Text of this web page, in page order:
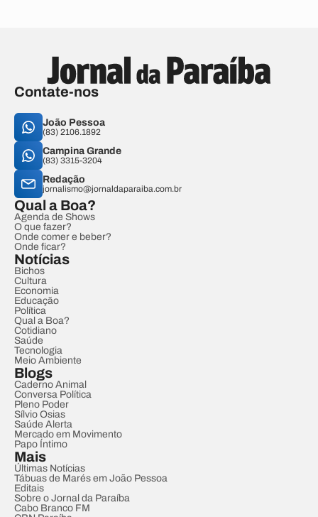
Contate-nos
João Pessoa
(83) 2106.1892
Campina Grande
(83) 3315-3204
Redação
jornalismo@jornaldaparaiba.com.br
Qual a Boa?
Agenda de Shows
O que fazer?
Onde comer e beber?
Onde ficar?
Notícias
Bichos
Cultura
Economia
Educação
Política
Qual a Boa?
Cotidiano
Saúde
Tecnologia
Meio Ambiente
Blogs
Caderno Animal
Conversa Política
Pleno Poder
Sílvio Osias
Saúde Alerta
Mercado em Movimento
Papo Íntimo
Mais
Últimas Notícias
Tábuas de Marés em João Pessoa
Editais
Sobre o Jornal da Paraíba
Cabo Branco FM